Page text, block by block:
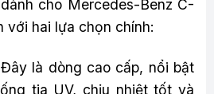
cho Mercedes-Benz C-
với hai lựa chọn chính:
là dòng cao cấp, nổi bật
tia UV, chịu nhiệt tốt và